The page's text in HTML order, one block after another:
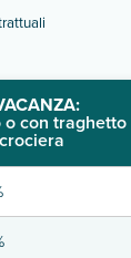
con traghetto